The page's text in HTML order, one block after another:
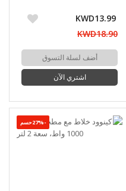
KWD13.99
KWD18.90
أضف لسلة التسوق
اشتري الآن
-27%حسم